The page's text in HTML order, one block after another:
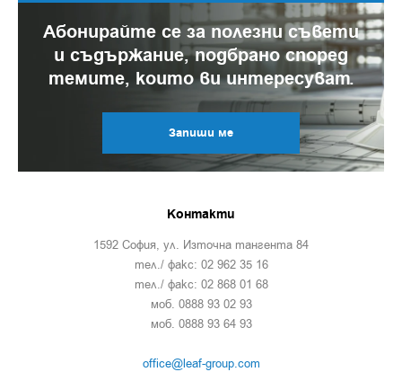
Абонирайте се за полезни съвети
и съдържание, подбрано според
темите, които ви интересуват.
Запиши ме
Контакти
1592 София, ул. Източна тангента 84
тел./ факс: 02 962 35 16
тел./ факс: 02 868 01 68
моб. 0888 93 02 93
моб. 0888 93 64 93
office@leaf-group.com